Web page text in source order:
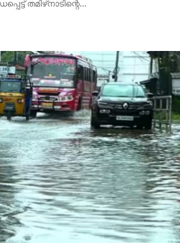
തീവ്രത കുറയുന്നു; അഞ്ചു ജില്ലകളില്‍
വരെ ജാഗ്രത
ദിവസങ്ങളില്‍ മഴക്കെടുതിയില്‍ വലഞ്ഞ